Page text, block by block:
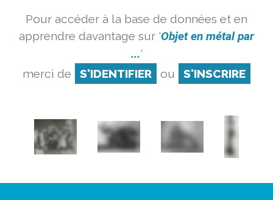
Pour accéder à la base de données et en
apprendre davantage sur 'Objet en métal par
...'
merci de
S'IDENTIFIER ou S'INSCRIRE